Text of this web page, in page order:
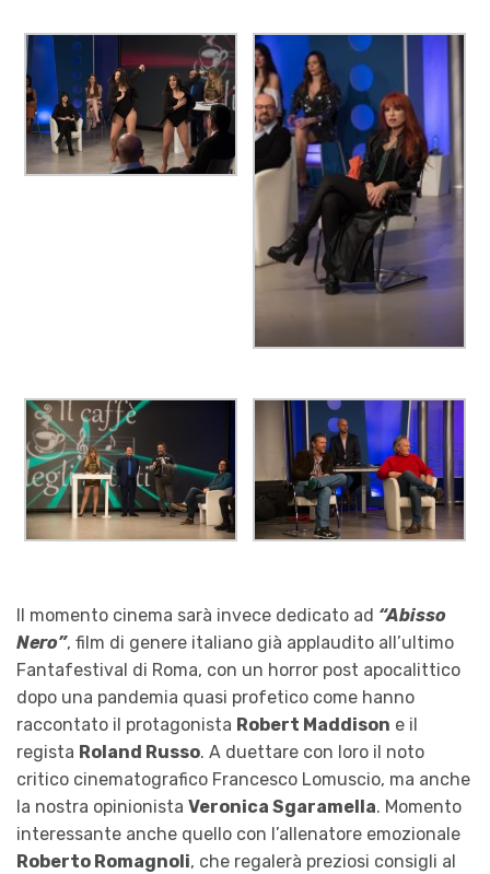
Il momento cinema sarà invece dedicato ad “Abisso
Nero”, film di genere italiano già applaudito all’ultimo
Fantafestival di Roma, con un horror post apocalittico
dopo una pandemia quasi profetico come hanno
raccontato il protagonista Robert Maddison e il
regista Roland Russo. A duettare con loro il noto
critico cinematografico Francesco Lomuscio, ma anche
la nostra opinionista Veronica Sgaramella. Momento
interessante anche quello con l’allenatore emozionale
Roberto Romagnoli, che regalerà preziosi consigli al